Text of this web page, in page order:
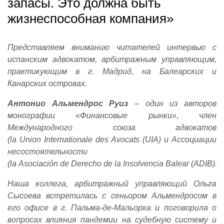
жизнеспособная компания»
Представляем вниманию читателей интервью с
испанским адвокатом, арбитражным управляющим,
практикующим в г. Мадрид, на Балеарских и
Канарских островах.
Антонио Альмендрос Руиз – один из авторов
монографии «Финансовые рынки», член
Международного союза адвокатов
(la Union Internationale des Avocats (UIA) и Ассоциации
несостоятельности
(la Asociación de Derecho de la Insolvencia Balear(ADIB).
Наша коллега, арбитражный управляющий Ольга
Сысоева встретилась с сеньором Альмендросом в
его офисе в г. Пальма-де-Мальорка и поговорила о
вопросах влияния пандемии на судебную систему и